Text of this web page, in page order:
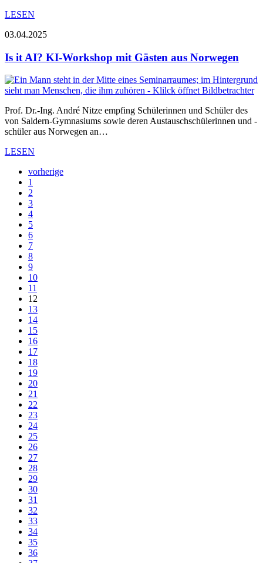
LESEN
03.04.2025
Is it AI? KI-Workshop mit Gästen aus Norwegen
Prof. Dr.-Ing. André Nitze empfing Schülerinnen und Schüler des
von Saldern-Gymnasiums sowie deren Austauschschülerinnen und -
schüler aus Norwegen an…
LESEN
vorherige
1
2
3
4
5
6
7
8
9
10
11
12
13
14
15
16
17
18
19
20
21
22
23
24
25
26
27
28
29
30
31
32
33
34
35
36